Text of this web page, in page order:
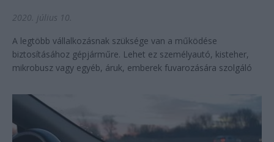
2020. július 10.
A legtöbb vállalkozásnak szüksége van a működése
biztosításához gépjárműre. Lehet ez személyautó, kisteher,
mikrobusz vagy egyéb, áruk, emberek fuvarozására szolgáló